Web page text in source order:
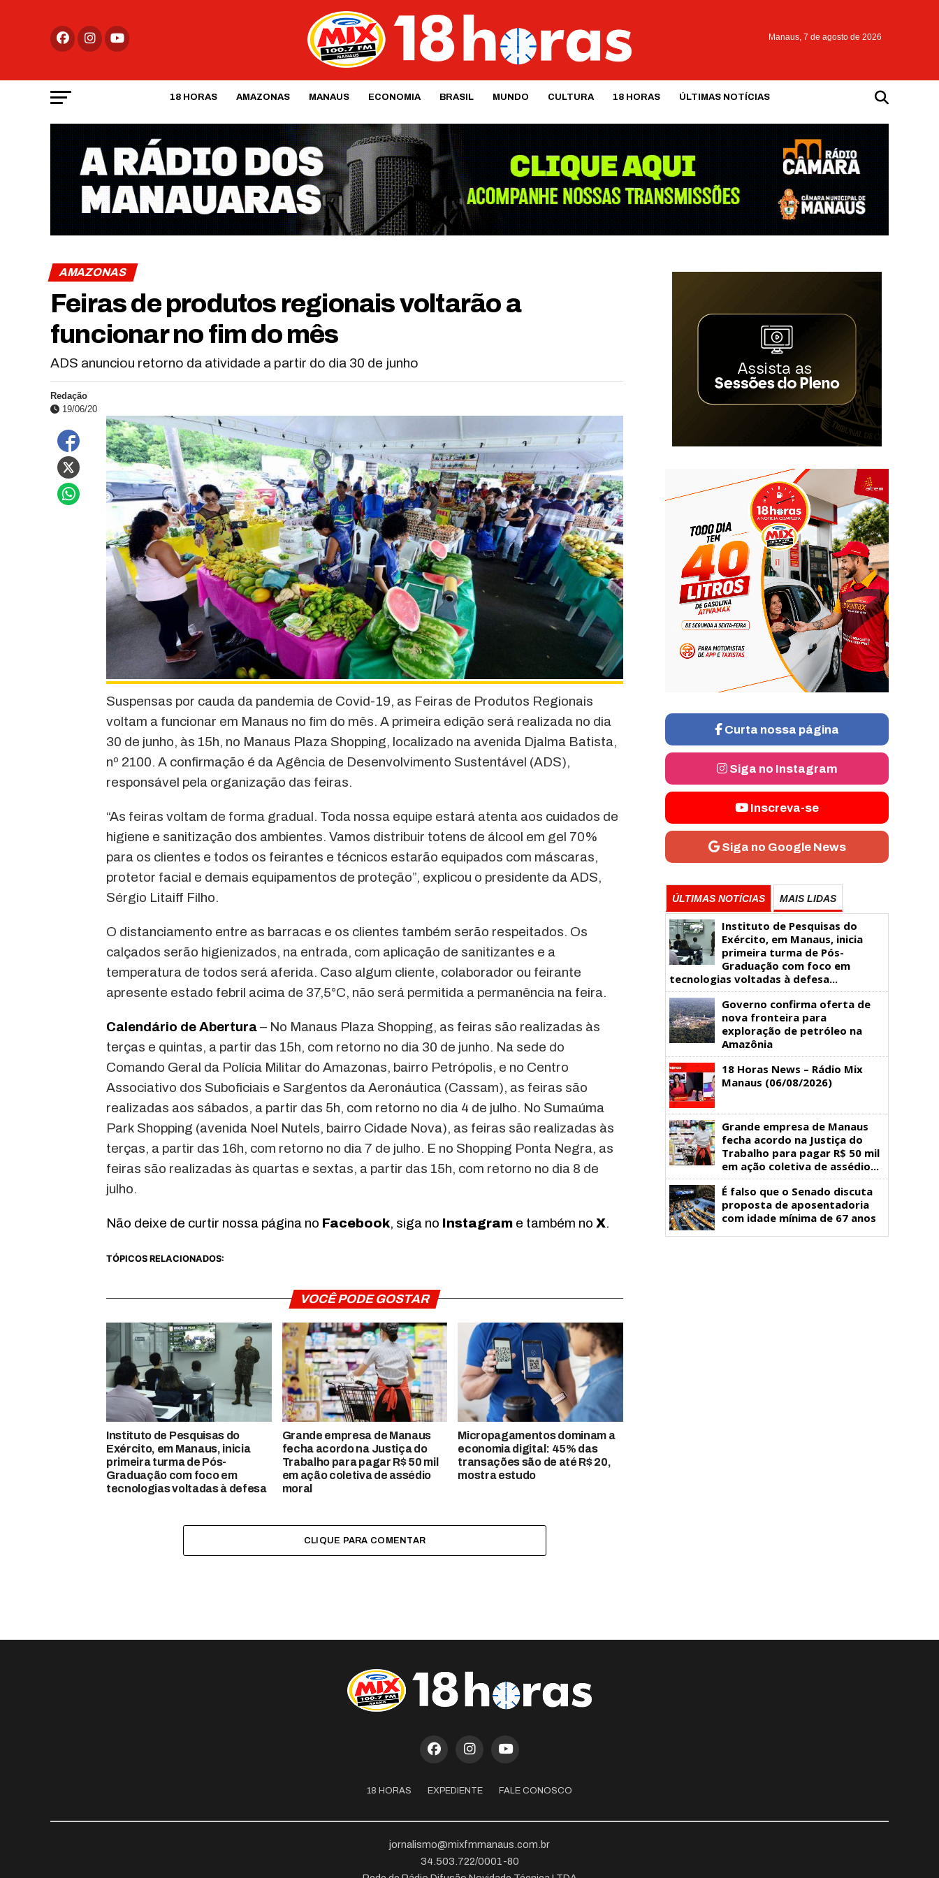
Manaus, 7 de agosto de 2026
18 HORAS AMAZONAS MANAUS ECONOMIA BRASIL MUNDO CULTURA 18 HORAS ÚLTIMAS NOTÍCIAS
AMAZONAS
Feiras de produtos regionais voltarão a
funcionar no fim do mês
ADS anunciou retorno da atividade a partir do dia 30 de junho
Redação
19/06/20
Suspensas por cauda da pandemia de Covid-19, as Feiras de Produtos Regionais
voltam a funcionar em Manaus no fim do mês. A primeira edição será realizada no dia
30 de junho, às 15h, no Manaus Plaza Shopping, localizado na avenida Djalma Batista,
nº 2100. A confirmação é da Agência de Desenvolvimento Sustentável (ADS),
responsável pela organização das feiras.
“As feiras voltam de forma gradual. Toda nossa equipe estará atenta aos cuidados de
higiene e sanitização dos ambientes. Vamos distribuir totens de álcool em gel 70%
para os clientes e todos os feirantes e técnicos estarão equipados com máscaras,
protetor facial e demais equipamentos de proteção”, explicou o presidente da ADS,
Sérgio Litaiff Filho.
O distanciamento entre as barracas e os clientes também serão respeitados. Os
calçados serão higienizados, na entrada, com aplicação de sanitizantes e a
temperatura de todos será aferida. Caso algum cliente, colaborador ou feirante
apresente estado febril acima de 37,5°C, não será permitida a permanência na feira.
Calendário de Abertura– No Manaus Plaza Shopping, as feiras são realizadas às
terças e quintas, a partir das 15h, com retorno no dia 30 de junho. Na sede do
Comando Geral da Polícia Militar do Amazonas, bairro Petrópolis, e no Centro
Associativo dos Suboficiais e Sargentos da Aeronáutica (Cassam), as feiras são
realizadas aos sábados, a partir das 5h, com retorno no dia 4 de julho. No Sumaúma
Park Shopping (avenida Noel Nutels, bairro Cidade Nova), as feiras são realizadas às
terças, a partir das 16h, com retorno no dia 7 de julho. E no Shopping Ponta Negra, as
feiras são realizadas às quartas e sextas, a partir das 15h, com retorno no dia 8 de
julho.
Não deixe de curtir nossa página no Facebook, siga no Instagram e também no X.
TÓPICOS RELACIONADOS:
VOCÊ PODE GOSTAR
Instituto de Pesquisas do
Exército, em Manaus, inicia
primeira turma de Pós-
Graduação com foco em
tecnologias voltadas à defesa
Grande empresa de Manaus
fecha acordo na Justiça do
Trabalho para pagar R$ 50 mil
em ação coletiva de assédio
moral
Micropagamentos dominam a
economia digital: 45% das
transações são de até R$ 20,
mostra estudo
CLIQUE PARA COMENTAR
Curta nossa página
Siga no Instagram
Inscreva-se
Siga no Google News
ÚLTIMAS NOTÍCIAS MAIS LIDAS
Instituto de Pesquisas do
Exército, em Manaus, inicia
primeira turma de Pós-
Graduação com foco em
tecnologias voltadas à defesa...
Governo confirma oferta de
nova fronteira para
exploração de petróleo na
Amazônia
18 Horas News​​​​​​​​​​​​ – Rádio Mix
Manaus (06/08/2026)
Grande empresa de Manaus
fecha acordo na Justiça do
Trabalho para pagar R$ 50 mil
em ação coletiva de assédio...
É falso que o Senado discuta
proposta de aposentadoria
com idade mínima de 67 anos
18 HORAS EXPEDIENTE FALE CONOSCO
jornalismo@mixfmmanaus.com.br
34.503.722/0001-80